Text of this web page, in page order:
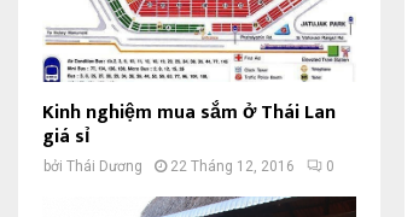
Kinh nghiệm mua sắm ở Thái Lan
giá sỉ
bởi Thái Dương 22 Tháng 12, 2016 0